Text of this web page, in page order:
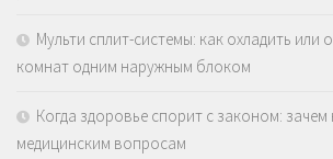
Мульти сплит-системы: как охладить или
комнат одним наружным блоком
Когда здоровье спорит с законом:
медицинским вопросам